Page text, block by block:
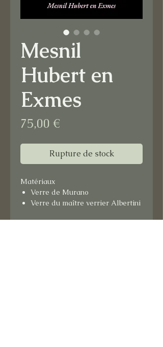
Mesnil
Hubert en
Exmes
75,00 €
Rupture de stock
Matériaux
Verre de Murano
Verre du maître verrier Albertini